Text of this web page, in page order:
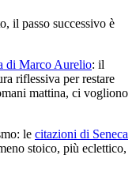
il passo successivo è
di Marco Aurelio: il
riflessiva per restare
mattina, ci vogliono
le citazioni di Seneca
stoico, più eclettico,